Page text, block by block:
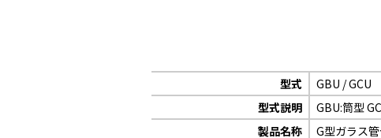
型式
GBU / GCU
型式説明
GBU:筒型
製品名称
G型ガラス